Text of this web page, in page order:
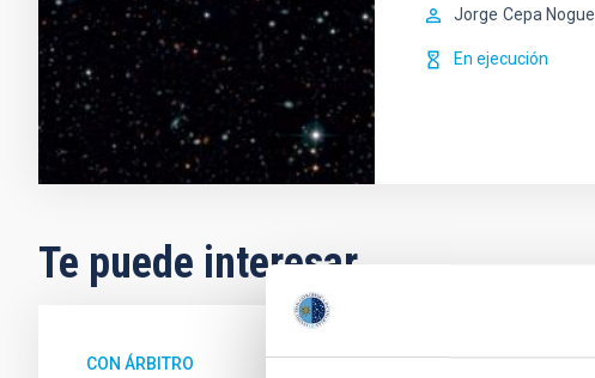
Jorge Cepa Nogue
En ejecución
Te puede interesar
CON ÁRBITRO